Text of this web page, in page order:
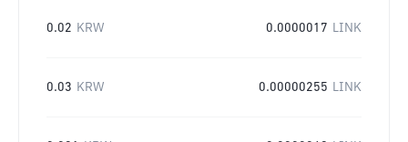
0.02 KRW 0.0000017 LINK
0.03 KRW 0.00000255 LINK